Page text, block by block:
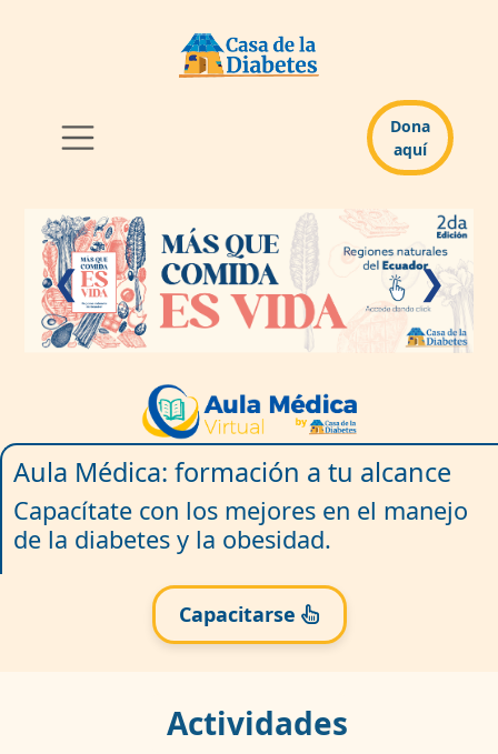
Dona
aquí
❮ ❯
Aula Médica: formación a tu alcance
Capacítate con los mejores en el manejo
de la diabetes y la obesidad.
Capacitarse
Actividades